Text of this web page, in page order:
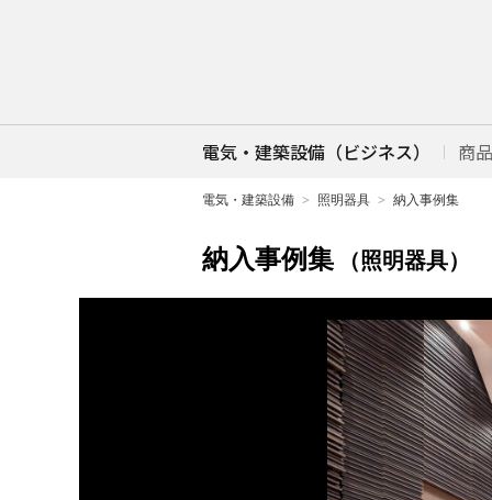
電気・建築設備（ビジネス） 商
電気・建築設備 照明器具 納入事例集
納入事例集 （照明器具）